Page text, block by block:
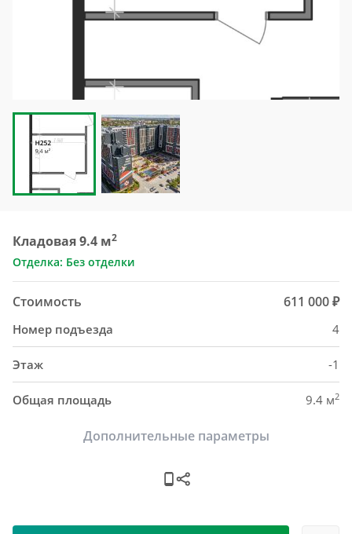
Кладовая 9.4 м2
Отделка: Без отделки
Стоимость 611 000 ₽
Номер подъезда 4
Этаж -1
Общая площадь 9.4 м2
Дополнительные параметры